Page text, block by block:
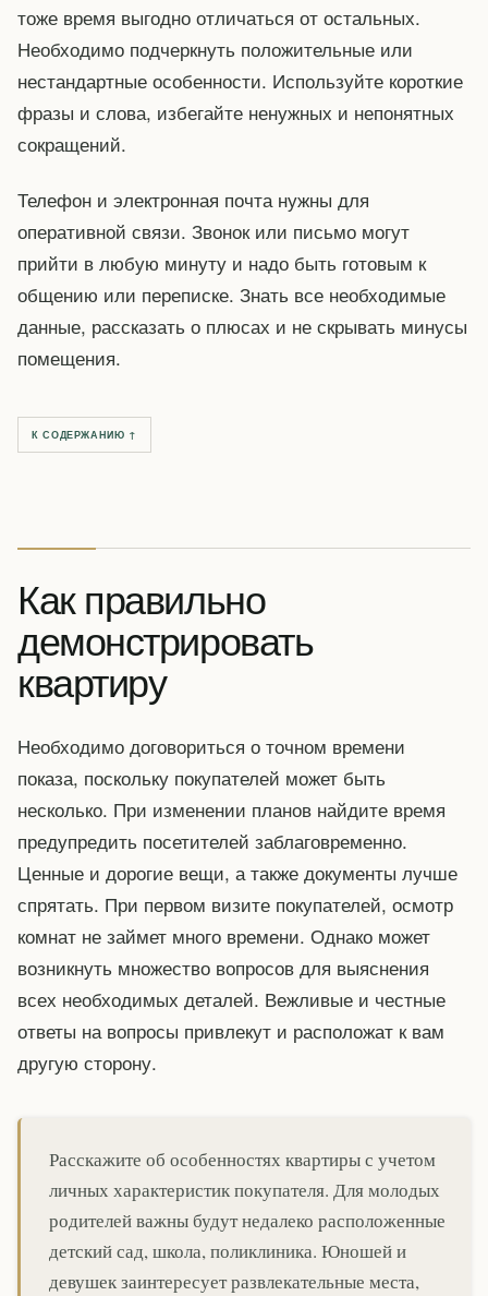
тоже время выгодно отличаться от остальных.
Необходимо подчеркнуть положительные или
нестандартные особенности. Используйте короткие
фразы и слова, избегайте ненужных и непонятных
сокращений.
Телефон и электронная почта нужны для
оперативной связи. Звонок или письмо могут
прийти в любую минуту и надо быть готовым к
общению или переписке. Знать все необходимые
данные, рассказать о плюсах и не скрывать минусы
помещения.
К СОДЕРЖАНИЮ ↑
Как правильно
демонстрировать
квартиру
Необходимо договориться о точном времени
показа, поскольку покупателей может быть
несколько. При изменении планов найдите время
предупредить посетителей заблаговременно.
Ценные и дорогие вещи, а также документы лучше
спрятать. При первом визите покупателей, осмотр
комнат не займет много времени. Однако может
возникнуть множество вопросов для выяснения
всех необходимых деталей. Вежливые и честные
ответы на вопросы привлекут и расположат к вам
другую сторону.
Расскажите об особенностях квартиры с учетом
личных характеристик покупателя. Для молодых
родителей важны будут недалеко расположенные
детский сад, школа, поликлиника. Юношей и
девушек заинтересует развлекательные места,